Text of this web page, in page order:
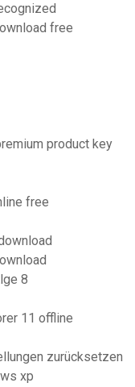
free
product key
free
8
11 offline
zurücksetzen
xp